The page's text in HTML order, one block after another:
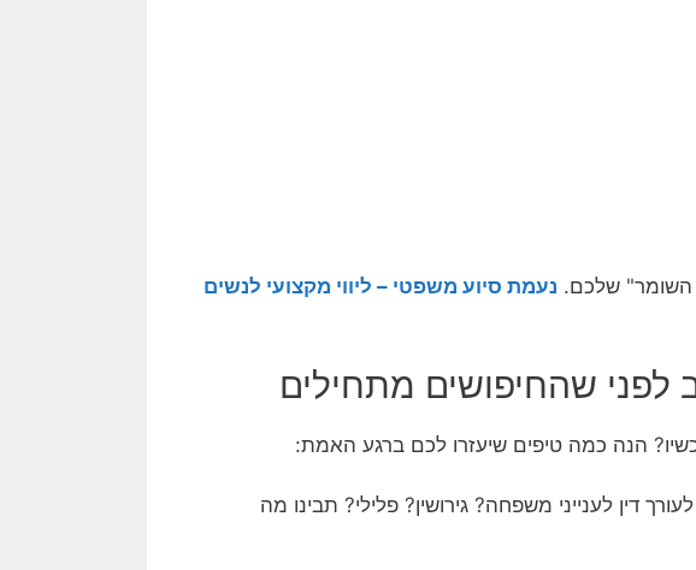
השומר" שלכם. נעמת סיוע משפטי – ליווי מקצועי לנשים
שהחיפושים מתחילים
הנה כמה טיפים שיעזרו לכם ברגע האמת:
דין לענייני משפחה? גירושין? פלילי? תבינו מה